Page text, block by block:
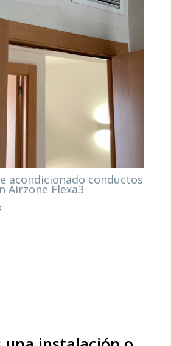
acondicionado conductos
Airzone Flexa3